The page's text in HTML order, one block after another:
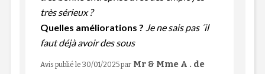
très sérieux ?
Quelles améliorations ? Je ne sais pas ´il
faut déjà avoir des sous
Avis publié le 30/01/2025par Mr & Mme A . de